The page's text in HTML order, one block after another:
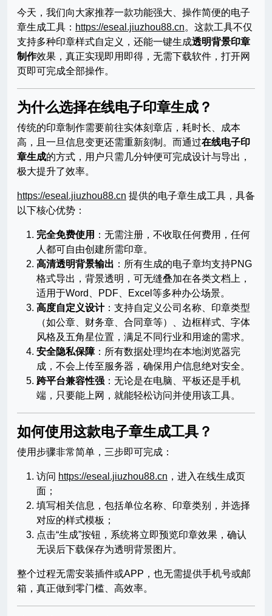
今天，我们向大家推荐一款功能强大、操作简便的电子
章生成工具： https://eseal.jiuzhou88.cn。这款工具不仅
支持多种印章样式自定义，还能一键生成透明背景印章
制作效果，真正实现即用即得，无需下载软件，打开网
页即可完成全部操作。
为什么选择在线电子印章生成？
传统的印章制作需要前往实体刻章店，耗时长、成本
高，且一旦信息变更还需重新刻制。而通过在线电子印
章生成的方式，用户只需几分钟便可完成设计与导出，
极大提升了效率。
https://eseal.jiuzhou88.cn 提供的电子章生成工具，具备
以下核心优势：
完全免费使用 ：无需注册，不收取任何费用，任何
人都可自由创建所需印章。
高清透明背景输出 ：所有生成的电子章均支持PNG
格式导出，背景透明，可无缝叠加在各类文档上，
适用于Word、PDF、Excel等多种办公场景。
高度自定义设计：支持自定义公司名称、印章类型
（如公章、财务章、合同章等）、边框样式、字体
风格及五角星位置，满足不同行业和用途的需求。
安全隐私保障：所有数据处理均在本地浏览器完
成，不会上传至服务器，确保用户信息绝对安全。
跨平台兼容性强 ：无论是在电脑、平板还是手机
端，只要能上网，就能轻松访问并使用该工具。
如何使用这款电子章生成工具？
使用步骤非常简单，三步即可完成：
访问 https://eseal.jiuzhou88.cn ，进入在线生成页
面；
填写相关信息，包括单位名称、印章类别，并选择
对应的样式模板；
点击“生成”按钮，系统将立即预览印章效果，确认
无误后下载保存为透明背景图片。
整个过程无需安装插件或APP，也无需提供手机号或邮
箱，真正做到零门槛、高效率。